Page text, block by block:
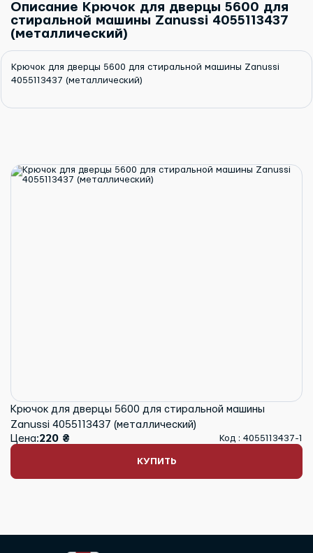
Описание Крючок для дверцы 5600 для
стиральной машины Zanussi 4055113437
(металлический)
Крючок для дверцы 5600 для стиральной машины Zanussi
4055113437 (металлический)
Крючок для дверцы 5600 для стиральной машины
Zanussi 4055113437 (металлический)
Цена:220 ₴ Код : 4055113437-1
КУПИТЬ